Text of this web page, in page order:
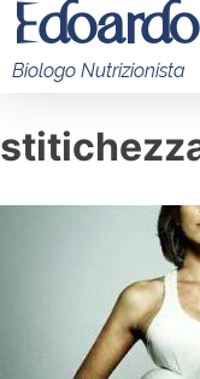
Biologo Nutrizionista